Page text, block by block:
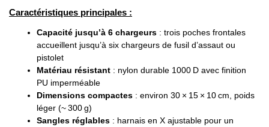
Caractéristiques principales :
Capacité jusqu’à 6 chargeurs : trois poches frontales
accueillent jusqu’à six chargeurs de fusil d’assaut ou
pistolet
Matériau résistant : nylon durable 1000 D avec finition
PU imperméable
Dimensions compactes : environ 30 × 15 × 10 cm, poids
léger (~ 300 g)
Sangles réglables : harnais en X ajustable pour un